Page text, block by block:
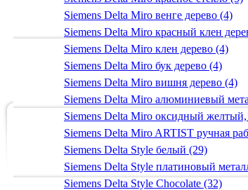
Siemens Delta Miro венге дерево (4)
Siemens Delta Miro красный клен
Siemens Delta Miro клен дерево (4)
Siemens Delta Miro бук дерево (4)
Siemens Delta Miro вишня дерево (4)
Siemens Delta Miro алюминиевый
Siemens Delta Miro оксидный
Siemens Delta Miro ARTIST ручная
Siemens Delta Style белый (29)
Siemens Delta Style платиновый
Siemens Delta Style Chocolate (32)